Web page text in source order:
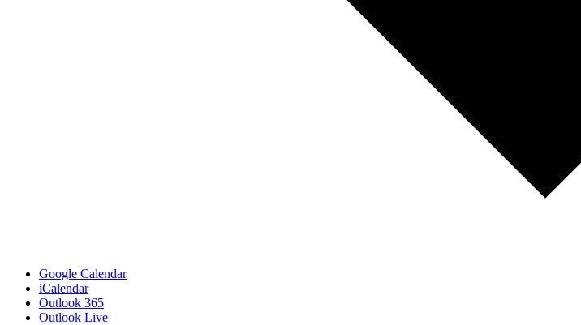
Google Calendar
iCalendar
Outlook 365
Outlook Live